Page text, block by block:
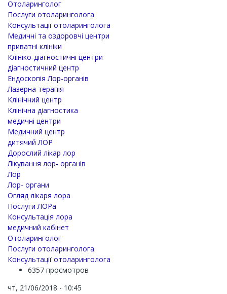
Отоларинголог
Послуги отоларинголога
Консультації отоларинголога
Медичні та оздоровчі центри
приватні клініки
Клініко-діагностичні центри
діагностичний центр
Ендоскопія Лор-органів
Лазерна терапія
Клінічний центр
Клінічна діагностика
медичні центри
Медичний центр
дитячий ЛОР
Дорослий лікар лор
Лікування лор- органів
Лор
Лор- органи
Огляд лікаря лора
Послуги ЛОРа
Консультація лора
медичний кабінет
Отоларинголог
Послуги отоларинголога
Консультації отоларинголога
6357 просмотров
чт, 21/06/2018 - 10:45